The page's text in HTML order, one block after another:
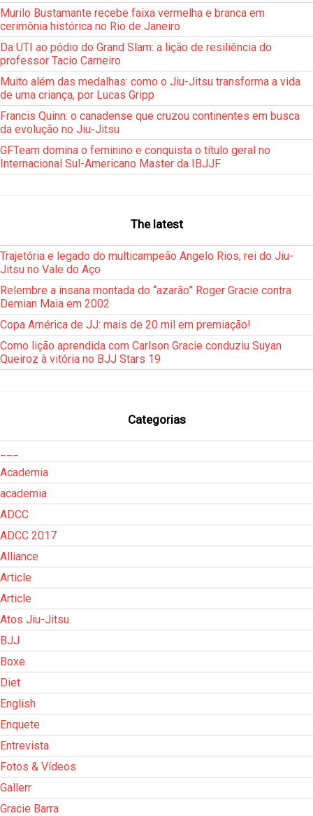
Murilo Bustamante recebe faixa vermelha e branca em
cerimônia histórica no Rio de Janeiro
Da UTI ao pódio do Grand Slam: a lição de resiliência do
professor Tacio Carneiro
Muito além das medalhas: como o Jiu-Jitsu transforma a vida
de uma criança, por Lucas Gripp
Francis Quinn: o canadense que cruzou continentes em busca
da evolução no Jiu-Jitsu
GFTeam domina o feminino e conquista o título geral no
Internacional Sul-Americano Master da IBJJF
The latest
Trajetória e legado do multicampeão Angelo Rios, rei do Jiu-
Jitsu no Vale do Aço
Relembre a insana montada do “azarão” Roger Gracie contra
Demian Maia em 2002
Copa América de JJ: mais de 20 mil em premiação!
Como lição aprendida com Carlson Gracie conduziu Suyan
Queiroz à vitória no BJJ Stars 19
Categorias
Academia
academia
ADCC
ADCC 2017
Alliance
Article
Article
Atos Jiu-Jitsu
BJJ
Boxe
Diet
English
Enquete
Entrevista
Fotos & Vídeos
Gallerr
Gracie Barra